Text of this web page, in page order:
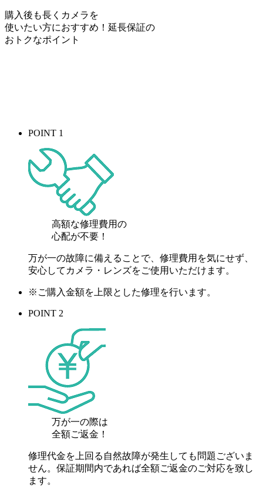
購入後も長くカメラを
使いたい方におすすめ！ 延長保証の
おトクなポイント
POINT 1
高額な修理費用の
心配が不要！
万が一の故障に備えることで、修理費用を気にせず、
安心してカメラ・レンズをご使用いただけます。
※ご購入金額を上限とした修理を行います。
POINT 2
万が一の際は
全額ご返金！
修理代金を上回る自然故障が発生しても問題ございま
せん。保証期間内であれば全額ご返金のご対応を致し
ます。